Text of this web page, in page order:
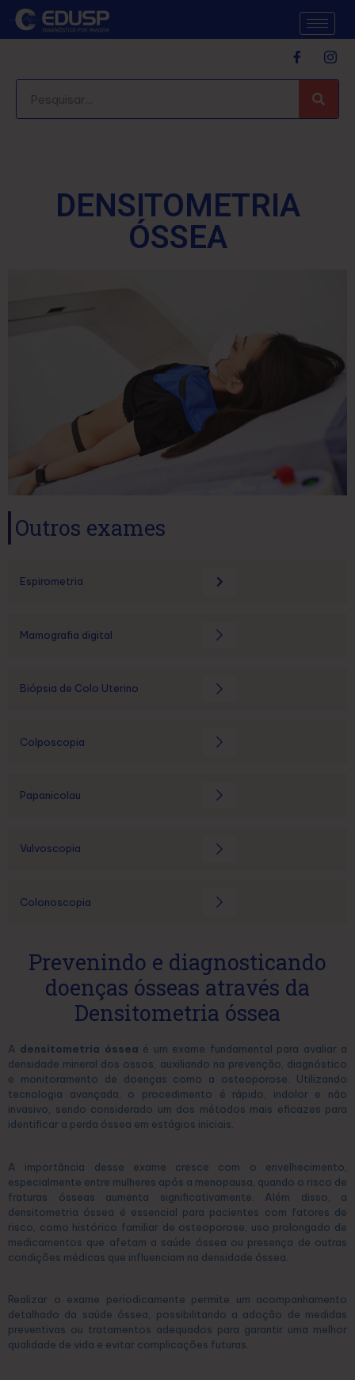
DENSITOMETRIA
ÓSSEA
Outros exames
Espirometria
Mamografia digital
Biópsia de Colo Uterino
Colposcopia
Papanicolau
Vulvoscopia
Colonoscopia
Prevenindo e diagnosticando
doenças ósseas através da
Densitometria óssea
A densitometria óssea é um exame fundamental para avaliar a
densidade mineral dos ossos, auxiliando na prevenção, diagnóstico
e monitoramento de doenças como a osteoporose. Utilizando
tecnologia avançada, o procedimento é rápido, indolor e não
invasivo, sendo considerado um dos métodos mais eficazes para
identificar a perda óssea em estágios iniciais.
A importância desse exame cresce com o envelhecimento,
especialmente entre mulheres após a menopausa, quando o risco de
fraturas ósseas aumenta significativamente. Além disso, a
densitometria óssea é essencial para pacientes com fatores de
risco, como histórico familiar de osteoporose, uso prolongado de
medicamentos que afetam a saúde óssea ou presença de outras
condições médicas que influenciam na densidade óssea.
Realizar o exame periodicamente permite um acompanhamento
detalhado da saúde óssea, possibilitando a adoção de medidas
preventivas ou tratamentos adequados para garantir uma melhor
qualidade de vida e evitar complicações futuras.